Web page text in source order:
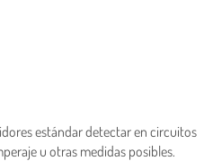
estándar detectar en circuitos
u otras medidas posibles.